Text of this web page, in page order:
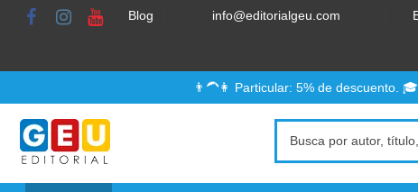
Blog info@editorialgeu.com
👨‍🦱👩 Particular: 5% de descuento.